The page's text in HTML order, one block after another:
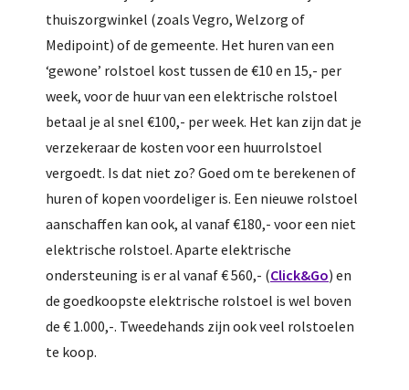
thuiszorgwinkel (zoals Vegro, Welzorg of
Medipoint) of de gemeente. Het huren van een
‘gewone’ rolstoel kost tussen de €10 en 15,- per
week, voor de huur van een elektrische rolstoel
betaal je al snel €100,- per week. Het kan zijn dat je
verzekeraar de kosten voor een huurrolstoel
vergoedt. Is dat niet zo? Goed om te berekenen of
huren of kopen voordeliger is. Een nieuwe rolstoel
aanschaffen kan ook, al vanaf €180,- voor een niet
elektrische rolstoel. Aparte elektrische
ondersteuning is er al vanaf € 560,- (Click&Go) en
de goedkoopste elektrische rolstoel is wel boven
de € 1.000,-. Tweedehands zijn ook veel rolstoelen
te koop.